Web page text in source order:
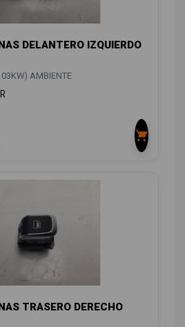
DELANTERO IZQUIERDO
AMBIENTE
TRASERO DERECHO